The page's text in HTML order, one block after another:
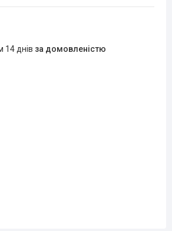
14 днів за домовленістю